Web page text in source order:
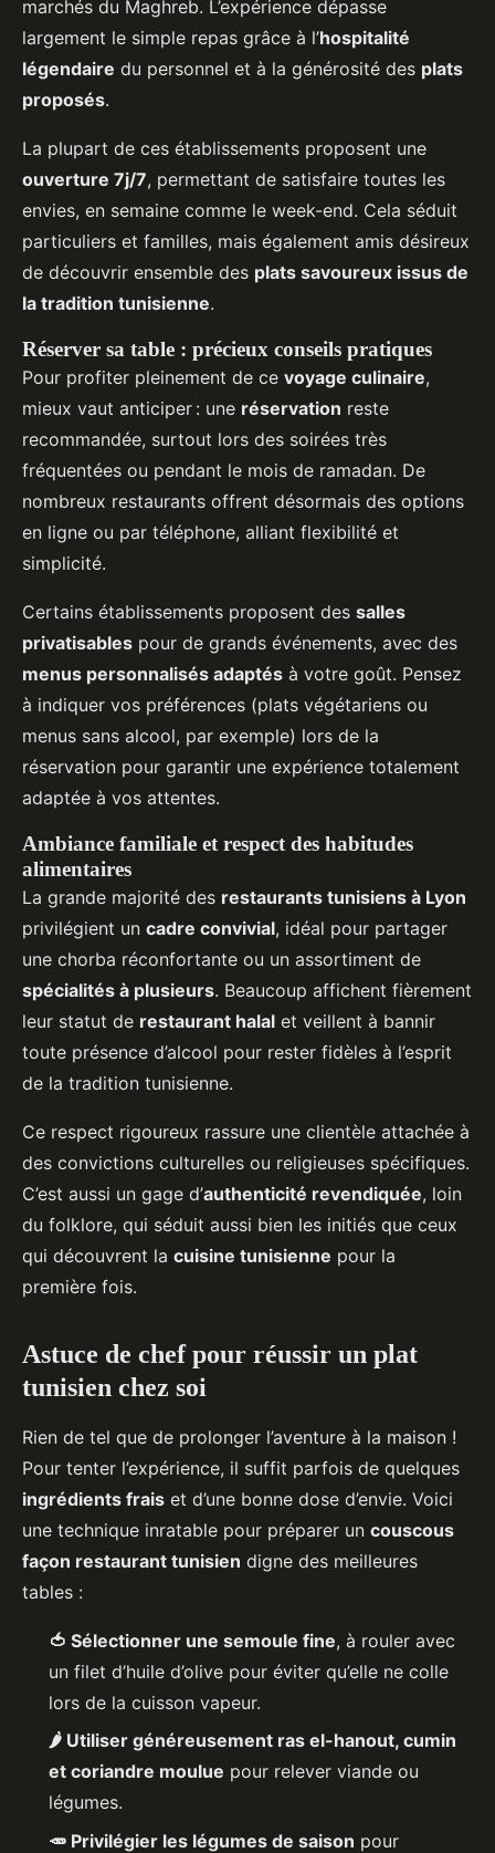
marchés du Maghreb. L’expérience dépasse
largement le simple repas grâce à l’hospitalité
légendaire du personnel et à la générosité des plats
proposés.
La plupart de ces établissements proposent une
ouverture 7j/7, permettant de satisfaire toutes les
envies, en semaine comme le week-end. Cela séduit
particuliers et familles, mais également amis désireux
de découvrir ensemble des plats savoureux issus de
la tradition tunisienne.
Réserver sa table : précieux conseils pratiques
Pour profiter pleinement de ce voyage culinaire,
mieux vaut anticiper : une réservation reste
recommandée, surtout lors des soirées très
fréquentées ou pendant le mois de ramadan. De
nombreux restaurants offrent désormais des options
en ligne ou par téléphone, alliant flexibilité et
simplicité.
Certains établissements proposent des salles
privatisables pour de grands événements, avec des
menus personnalisés adaptés à votre goût. Pensez
à indiquer vos préférences (plats végétariens ou
menus sans alcool, par exemple) lors de la
réservation pour garantir une expérience totalement
adaptée à vos attentes.
Ambiance familiale et respect des habitudes
alimentaires
La grande majorité des restaurants tunisiens à Lyon
privilégient un cadre convivial, idéal pour partager
une chorba réconfortante ou un assortiment de
spécialités à plusieurs. Beaucoup affichent fièrement
leur statut de restaurant halal et veillent à bannir
toute présence d’alcool pour rester fidèles à l’esprit
de la tradition tunisienne.
Ce respect rigoureux rassure une clientèle attachée à
des convictions culturelles ou religieuses spécifiques.
C’est aussi un gage d’authenticité revendiquée, loin
du folklore, qui séduit aussi bien les initiés que ceux
qui découvrent la cuisine tunisienne pour la
première fois.
Astuce de chef pour réussir un plat
tunisien chez soi
Rien de tel que de prolonger l’aventure à la maison !
Pour tenter l’expérience, il suffit parfois de quelques
ingrédients frais et d’une bonne dose d’envie. Voici
une technique inratable pour préparer un couscous
façon restaurant tunisien digne des meilleures
tables :
🍅 Sélectionner une semoule fine, à rouler avec
un filet d’huile d’olive pour éviter qu’elle ne colle
lors de la cuisson vapeur.
🌶 Utiliser généreusement ras el-hanout, cumin
et coriandre moulue pour relever viande ou
légumes.
🥕 Privilégier les légumes de saison pour